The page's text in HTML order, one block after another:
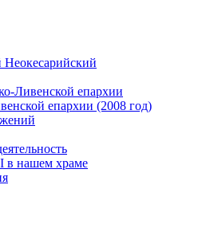
Неокесарийский
Ливенской епархии
епархии (2008 год)
в нашем храме